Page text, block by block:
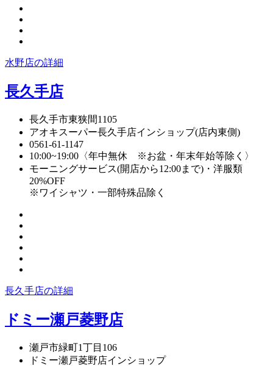
水野店の詳細
長久手店
長久手市東狭間1105
アオキスーパー長久手店インショップ(店内東側)
0561-61-1147
10:00~19:00〈年中無休 ※お盆・年末年始等除く〉
モーニングサービス(開店から12:00まで)・洋服類
20%OFF
※ワイシャツ・一部特殊品除く
長久手店の詳細
ドミー瀬戸菱野店
瀬戸市緑町1丁目106
ドミー瀬戸菱野店インショップ